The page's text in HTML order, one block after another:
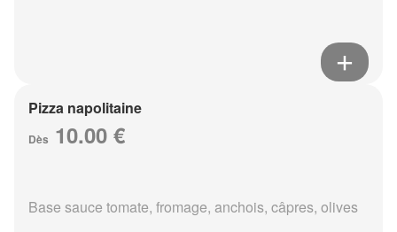
Pizza napolitaine
Dès 10.00 €
Base sauce tomate, fromage, anchois, câpres, olives